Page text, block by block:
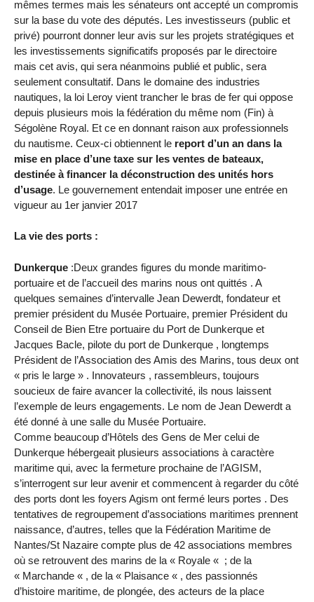
mêmes termes mais les sénateurs ont accepté un compromis
sur la base du vote des députés. Les investisseurs (public et
privé) pourront donner leur avis sur les projets stratégiques et
les investissements significatifs proposés par le directoire
mais cet avis, qui sera néanmoins publié et public, sera
seulement consultatif. Dans le domaine des industries
nautiques, la loi Leroy vient trancher le bras de fer qui oppose
depuis plusieurs mois la fédération du même nom (Fin) à
Ségolène Royal. Et ce en donnant raison aux professionnels
du nautisme. Ceux-ci obtiennent le report d’un an dans la
mise en place d’une taxe sur les ventes de bateaux,
destinée à financer la déconstruction des unités hors
d’usage. Le gouvernement entendait imposer une entrée en
vigueur au 1er janvier 2017
La vie des ports :
Dunkerque :Deux grandes figures du monde maritimo-
portuaire et de l’accueil des marins nous ont quittés . A
quelques semaines d’intervalle Jean Dewerdt, fondateur et
premier président du Musée Portuaire, premier Président du
Conseil de Bien Etre portuaire du Port de Dunkerque et
Jacques Bacle, pilote du port de Dunkerque , longtemps
Président de l’Association des Amis des Marins, tous deux ont
« pris le large » . Innovateurs , rassembleurs, toujours
soucieux de faire avancer la collectivité, ils nous laissent
l’exemple de leurs engagements. Le nom de Jean Dewerdt a
été donné à une salle du Musée Portuaire.
Comme beaucoup d’Hôtels des Gens de Mer celui de
Dunkerque hébergeait plusieurs associations à caractère
maritime qui, avec la fermeture prochaine de l’AGISM,
s’interrogent sur leur avenir et commencent à regarder du côté
des ports dont les foyers Agism ont fermé leurs portes . Des
tentatives de regroupement d’associations maritimes prennent
naissance, d’autres, telles que la Fédération Maritime de
Nantes/St Nazaire compte plus de 42 associations membres
où se retrouvent des marins de la « Royale « ; de la
« Marchande « , de la « Plaisance « , des passionnés
d’histoire maritime, de plongée, des acteurs de la place